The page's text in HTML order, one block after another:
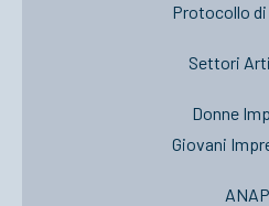
Protocollo
Settori
Donne
Giovani
ANAP